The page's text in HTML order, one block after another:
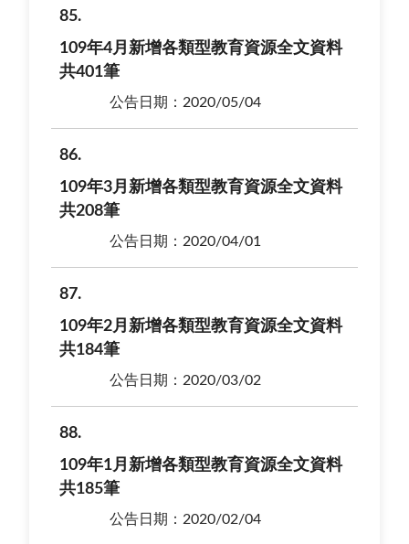
85
109年4月新增各類型教育資源全文資料
共401筆
公告日期：2020/05/04
86
109年3月新增各類型教育資源全文資料
共208筆
公告日期：2020/04/01
87
109年2月新增各類型教育資源全文資料
共184筆
公告日期：2020/03/02
88
109年1月新增各類型教育資源全文資料
共185筆
公告日期：2020/02/04